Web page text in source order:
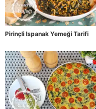
Pirinçli Ispanak Yemeği Tarifi